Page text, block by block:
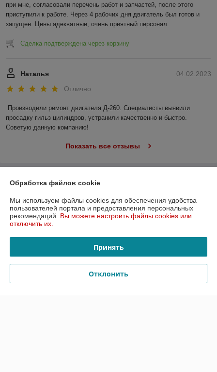
при мне, согласовали перечень работ и запчастей, после этого
приступили к работе. Через 4 рабочих дня двигатель был готов и
запущен. Цены адекватные, очень приятный персонал.
Сделка подтверждена через корзину
04.02.2023
Наталья
Отлично
Производили ремонт двигателя Д-260. Специалисты выявили
просадку гильз цилиндров, устранили качественно и быстро.
Советую данную компанию!
Показать все отзывы
О нас
Контакты
Доставка и оплата
Обработка файлов cookie
Мы используем файлы cookies для обеспечения удобства
пользователей портала и предоставления персональных
рекомендаций. Вы можете настроить файлы cookies или
отключить их.
Принять
Отклонить